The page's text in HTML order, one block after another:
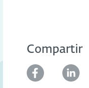
Compartir